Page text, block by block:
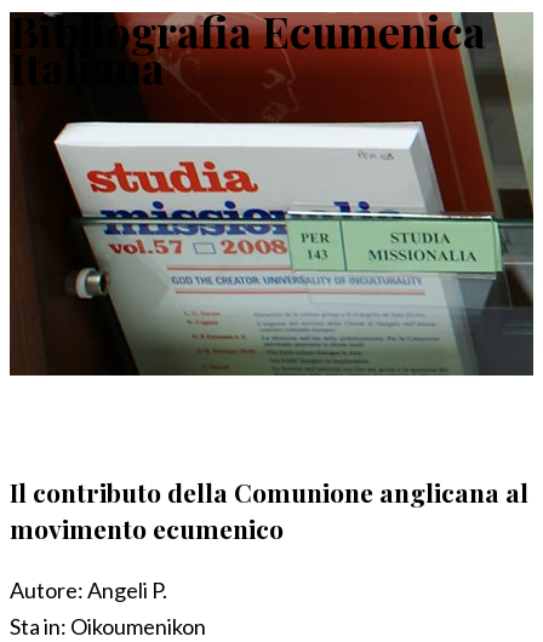
Bibliografia Ecumenica
Italiana
Il contributo della Comunione anglicana al
movimento ecumenico
Autore:Angeli P.
Sta in: Oikoumenikon